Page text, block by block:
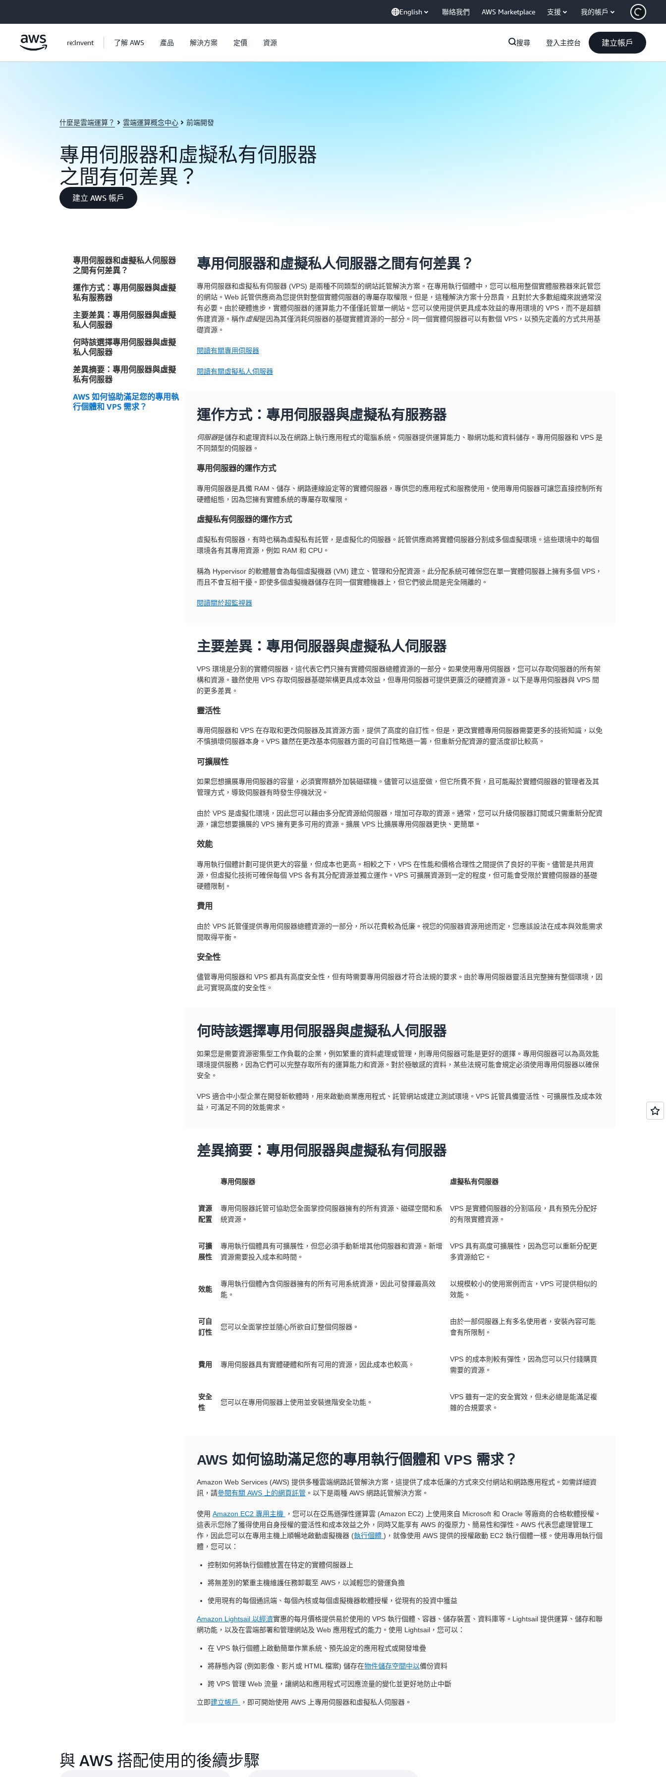
English 聯絡我們 AWS Marketplace 支援 我的帳戶
re:Invent 了解 AWS 產品 解決方案 定價 資源 搜尋 登入主控台 建立帳戶
什麼是雲端運算？ 雲端運算概念中心 前端開發
專用伺服器和虛擬私有伺服器
之間有何差異？
建立 AWS 帳戶
專用伺服器和虛擬私人伺服器
之間有何差異？
運作方式：專用伺服器與虛擬
私有服務器
主要差異：專用伺服器與虛擬
私人伺服器
何時該選擇專用伺服器與虛擬
私人伺服器
差異摘要：專用伺服器與虛擬
私有伺服器
AWS 如何協助滿足您的專用執
行個體和 VPS 需求？
專用伺服器和虛擬私人伺服器之間有何差異？
專用伺服器和虛擬私有伺服器 (VPS) 是兩種不同類型的網站託管解決方案。在專用執行個體中，您可以租用整個實體服務器來託管您
的網站。Web 託管供應商為您提供對整個實體伺服器的專屬存取權限。但是，這種解決方案十分昂貴，且對於大多數組織來說通常沒
有必要。由於硬體進步，實體伺服器的運算能力不僅僅託管單一網站。您可以使用提供更具成本效益的專用環境的 VPS，而不是超額
佈建資源。稱作虛擬是因為其僅消耗伺服器的基礎實體資源的一部分。同一個實體伺服器可以有數個 VPS，以預先定義的方式共用基
礎資源。
閱讀有關專用伺服器
閱讀有關虛擬私人伺服器
運作方式：專用伺服器與虛擬私有服務器
伺服器是儲存和處理資料以及在網路上執行應用程式的電腦系統。伺服器提供運算能力、聯網功能和資料儲存。專用伺服器和 VPS 是
不同類型的伺服器。
專用伺服器的運作方式
專用伺服器是具備 RAM、儲存、網路連線設定等的實體伺服器，專供您的應用程式和服務使用。使用專用伺服器可讓您直接控制所有
硬體組態，因為您擁有實體系統的專屬存取權限。
虛擬私有伺服器的運作方式
虛擬私有伺服器，有時也稱為虛擬私有託管，是虛擬化的伺服器。託管供應商將實體伺服器分割成多個虛擬環境。這些環境中的每個
環境各有其專用資源，例如 RAM 和 CPU。
稱為 Hypervisor 的軟體層會為每個虛擬機器 (VM) 建立、管理和分配資源。此分配系統可確保您在單一實體伺服器上擁有多個 VPS，
而且不會互相干擾。即使多個虛擬機器儲存在同一個實體機器上，但它們彼此間是完全隔離的。
閱讀關於超監視器
主要差異：專用伺服器與虛擬私人伺服器
VPS 環境是分割的實體伺服器，這代表它們只擁有實體伺服器總體資源的一部分。如果使用專用伺服器，您可以存取伺服器的所有架
構和資源。雖然使用 VPS 存取伺服器基礎架構更具成本效益，但專用伺服器可提供更廣泛的硬體資源。以下是專用伺服器與 VPS 間
的更多差異。
靈活性
專用伺服器和 VPS 在存取和更改伺服器及其資源方面，提供了高度的自訂性。但是，更改實體專用伺服器需要更多的技術知識，以免
不慎損壞伺服器本身。VPS 雖然在更改基本伺服器方面的可自訂性略遜一籌，但重新分配資源的靈活度卻比較高。
可擴展性
如果您想擴展專用伺服器的容量，必須實際額外加裝磁碟機。儘管可以這麼做，但它所費不貲，且可能礙於實體伺服器的管理者及其
管理方式，導致伺服器有時發生停機狀況。
由於 VPS 是虛擬化環境，因此您可以藉由多分配資源給伺服器，增加可存取的資源。通常，您可以升級伺服器訂閱或只需重新分配資
源，讓您想要擴展的 VPS 擁有更多可用的資源。擴展 VPS 比擴展專用伺服器更快、更簡單。
效能
專用執行個體計劃可提供更大的容量，但成本也更高。相較之下，VPS 在性能和價格合理性之間提供了良好的平衡。儘管是共用資
源，但虛擬化技術可確保每個 VPS 各有其分配資源並獨立運作。VPS 可擴展資源到一定的程度，但可能會受限於實體伺服器的基礎
硬體限制。
費用
由於 VPS 託管僅提供專用伺服器總體資源的一部分，所以花費較為低廉。視您的伺服器資源用途而定，您應該設法在成本與效能需求
間取得平衡。
安全性
儘管專用伺服器和 VPS 都具有高度安全性，但有時需要專用伺服器才符合法規的要求。由於專用伺服器靈活且完整擁有整個環境，因
此可實現高度的安全性。
何時該選擇專用伺服器與虛擬私人伺服器
如果您是需要資源密集型工作負載的企業，例如繁重的資料處理或管理，則專用伺服器可能是更好的選擇。專用伺服器可以為高效能
環境提供服務，因為它們可以完整存取所有的運算能力和資源。對於極敏感的資料，某些法規可能會規定必須使用專用伺服器以確保
安全。
VPS 適合中小型企業在開發新軟體時，用來啟動商業應用程式、託管網站或建立測試環境。VPS 託管具備靈活性、可擴展性及成本效
益，可滿足不同的效能需求。
差異摘要：專用伺服器與虛擬私有伺服器
專用伺服器 虛擬私有伺服器
資源
配置
專用伺服器託管可協助您全面掌控伺服器擁有的所有資源、磁碟空間和系
統資源。
VPS 是實體伺服器的分割區段，具有預先分配好
的有限實體資源。
可擴
展性
專用執行個體具有可擴展性，但您必須手動新增其他伺服器和資源。新增
資源需要投入成本和時間。
VPS 具有高度可擴展性，因為您可以重新分配更
多資源給它。
效能
專用執行個體內含伺服器擁有的所有可用系統資源，因此可發揮最高效
能。
以規模較小的使用案例而言，VPS 可提供相似的
效能。
可自
訂性
您可以全面掌控並隨心所欲自訂整個伺服器。
由於一部伺服器上有多名使用者，安裝內容可能
會有所限制。
費用 專用伺服器具有實體硬體和所有可用的資源，因此成本也較高。
VPS 的成本則較有彈性，因為您可以只付錢購買
需要的資源。
安全
性
您可以在專用伺服器上使用並安裝進階安全功能。
VPS 雖有一定的安全實效，但未必總是能滿足複
雜的合規要求。
AWS 如何協助滿足您的專用執行個體和 VPS 需求？
Amazon Web Services (AWS) 提供多種雲端網路託管解決方案，這提供了成本低廉的方式來交付網站和網路應用程式。如需詳細資
訊，請參閱有關 AWS 上的網頁託管 。以下是兩種 AWS 網路託管解決方案。
使用 Amazon EC2 專用主機 ，您可以在亞馬遜彈性運算雲 (Amazon EC2) 上使用來自 Microsoft 和 Oracle 等廠商的合格軟體授權。
這表示您除了獲得使用自身授權的靈活性和成本效益之外，同時又能享有 AWS 的復原力、簡易性和彈性。AWS 代表您處理管理工
作，因此您可以在專用主機上順暢地啟動虛擬機器 (執行個體 )，就像使用 AWS 提供的授權啟動 EC2 執行個體一樣。使用專用執行個
體，您可以：
控制如何將執行個體放置在特定的實體伺服器上
將無差別的繁重主機維護任務卸載至 AWS，以減輕您的營運負擔
使用現有的每個通訊端、每個內核或每個虛擬機器軟體授權，從現有的投資中獲益
Amazon Lightsail 以經濟實惠的每月價格提供易於使用的 VPS 執行個體、容器、儲存裝置、資料庫等。Lightsail 提供運算、儲存和聯
網功能，以及在雲端部署和管理網站及 Web 應用程式的能力。使用 Lightsail，您可以：
在 VPS 執行個體上啟動簡單作業系統、預先設定的應用程式或開發堆疊
將靜態內容 (例如影像、影片或 HTML 檔案) 儲存在物件儲存空間中以備份資料
跨 VPS 管理 Web 流量，讓網站和應用程式可因應流量的變化並更好地防止中斷
立即建立帳戶 ，即可開始使用 AWS 上專用伺服器和虛擬私人伺服器。
與 AWS 搭配使用的後續步驟